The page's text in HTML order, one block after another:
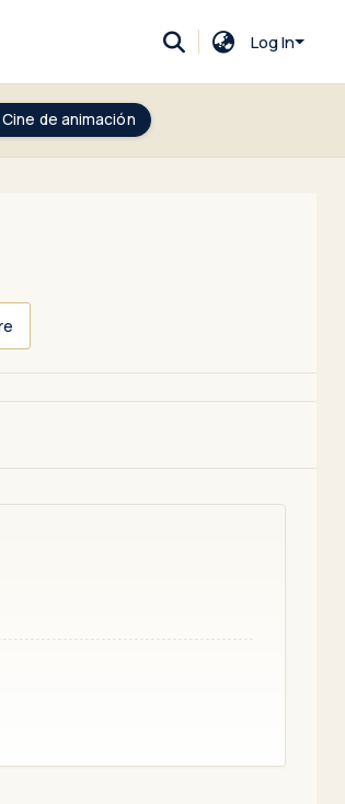
Log In
Cine de animación